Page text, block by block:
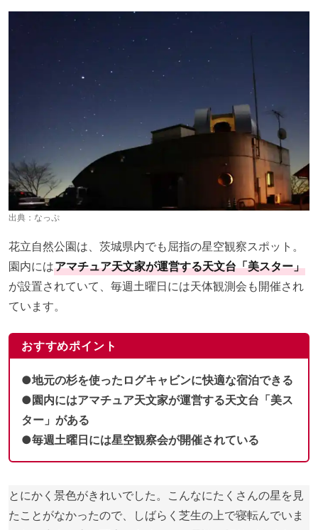
出典： なっぷ
花立自然公園は、茨城県内でも屈指の星空観察スポット。
園内にはアマチュア天文家が運営する天文台「美スター」
が設置されていて、毎週土曜日には天体観測会も開催され
ています。
おすすめポイント
●地元の杉を使ったログキャビンに快適な宿泊できる
●園内にはアマチュア天文家が運営する天文台「美ス
ター」がある
●毎週土曜日には星空観察会が開催されている
とにかく景色がきれいでした。こんなにたくさんの星を見
たことがなかったので、しばらく芝生の上で寝転んでいま